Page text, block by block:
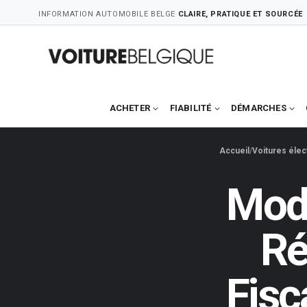
to
INFORMATION AUTOMOBILE BELGE CLAIRE, PRATIQUE ET SOURCÉE
ACHETER FIABILITÉ DÉMARCHES
Accueil Voitures